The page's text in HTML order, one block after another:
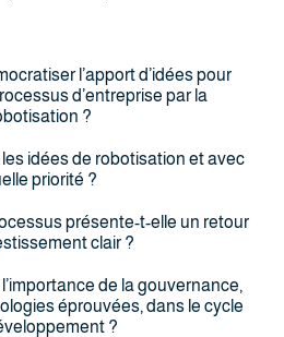
l’apport d’idées pour
d’entreprise par la
?
idées de robotisation et avec
priorité ?
présente-t-elle un retour
clair ?
de la gouvernance,
éprouvées, dans le cycle
?